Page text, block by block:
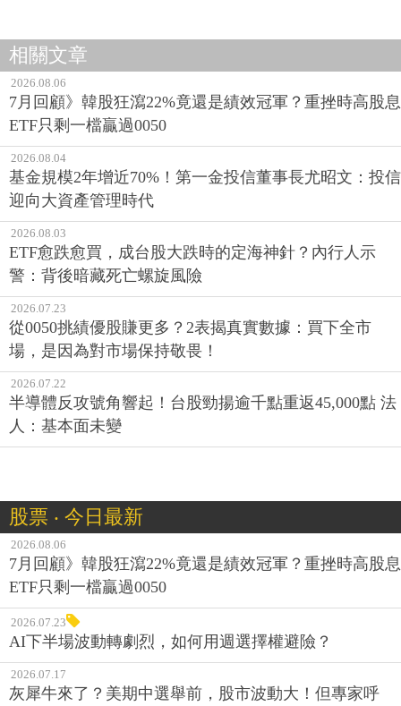
相關文章
2026.08.06
7月回顧》韓股狂瀉22%竟還是績效冠軍？重挫時高股息
ETF只剩一檔贏過0050
2026.08.04
基金規模2年增近70%！第一金投信董事長尤昭文：投信
迎向大資產管理時代
2026.08.03
ETF愈跌愈買，成台股大跌時的定海神針？內行人示
警：背後暗藏死亡螺旋風險
2026.07.23
從0050挑績優股賺更多？2表揭真實數據：買下全市
場，是因為對市場保持敬畏！
2026.07.22
半導體反攻號角響起！台股勁揚逾千點重返45,000點 法
人：基本面未變
股票 ‧ 今日最新
2026.08.06
7月回顧》韓股狂瀉22%竟還是績效冠軍？重挫時高股息
ETF只剩一檔贏過0050
2026.07.23
AI下半場波動轉劇烈，如何用週選擇權避險？
2026.07.17
灰犀牛來了？美期中選舉前，股市波動大！但專家呼